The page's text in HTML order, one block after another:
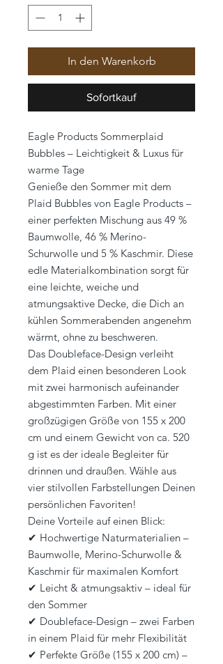
In den Warenkorb
Sofortkauf
Eagle Products Sommerplaid
Bubbles – Leichtigkeit & Luxus für
warme Tage
Genieße den Sommer mit dem
Plaid Bubbles von Eagle Products –
einer perfekten Mischung aus 49 %
Baumwolle, 46 % Merino-
Schurwolle und 5 % Kaschmir. Diese
edle Materialkombination sorgt für
eine leichte, weiche und
atmungsaktive Decke, die Dich an
kühlen Sommerabenden angenehm
wärmt, ohne zu beschweren.
Das Doubleface-Design verleiht
dem Plaid einen besonderen Look
mit zwei harmonisch aufeinander
abgestimmten Farben. Mit einer
großzügigen Größe von 155 x 200
cm und einem Gewicht von ca. 520
g ist es der ideale Begleiter für
drinnen und draußen. Wähle aus
vier stilvollen Farbstellungen Deinen
persönlichen Favoriten!
Deine Vorteile auf einen Blick:
✔ Hochwertige Naturmaterialien –
Baumwolle, Merino-Schurwolle &
Kaschmir für maximalen Komfort
✔ Leicht & atmungsaktiv – ideal für
den Sommer
✔ Doubleface-Design – zwei Farben
in einem Plaid für mehr Flexibilität
✔ Perfekte Größe (155 x 200 cm) –